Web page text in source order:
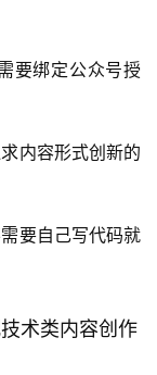
要绑定公众号授
内容形式创新的
要自己写代码就
术类内容创作